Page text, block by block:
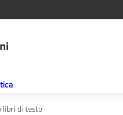
libri di testo